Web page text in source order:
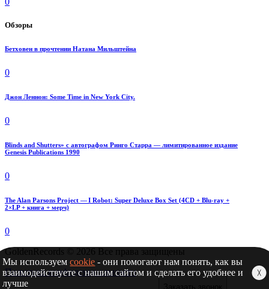
Обзоры
Бетховен в прочтении Натана Мильштейна
0
Джон Леннон: Some Time in New York City.
0
Blinds and Shutters» с автографом Ринго Старра — лимитированное издание
Genesis Publications 1990
0
The Alan Parsons Project — I Robot: Super Deluxe Box Set (4CD + Blu-ray +
2×LP + книга + мерч)
0
GoldenRecords © 2026 Все права защищены
Политика конфиденциальности
Мы используемcookie - они помогают нам понять, как вы
взаимодействуете с нашим сайтом и сделать его удобнее и
лучше
╳